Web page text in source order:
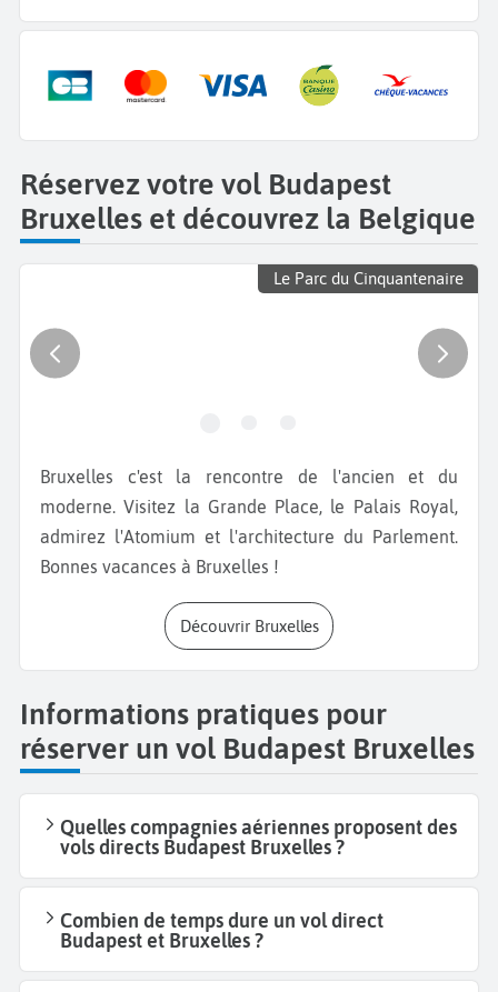
Réservez votre vol Budapest
Bruxelles et découvrez la Belgique
Le Parc du Cinquantenaire
Bruxelles c'est la rencontre de l'ancien et du
moderne. Visitez la Grande Place, le Palais Royal,
admirez l'Atomium et l'architecture du Parlement.
Bonnes vacances à Bruxelles !
Découvrir Bruxelles
Informations pratiques pour
réserver un vol Budapest Bruxelles
Quelles compagnies aériennes proposent des
vols directs Budapest Bruxelles ?
Combien de temps dure un vol direct
Budapest et Bruxelles ?